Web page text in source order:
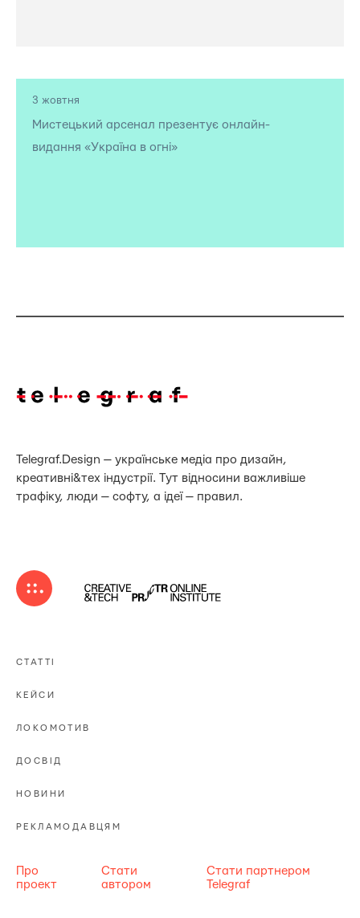
3 жовтня
Мистецький арсенал презентує онлайн-
видання «Україна в огні»
Telegraf.Design — українське медіа про дизайн,
креативні&тех індустрії. Тут відносини важливіше
трафіку, люди — софту, а ідеї — правил.
СТАТТІ
КЕЙСИ
ЛОКОМОТИВ
ДОСВІД
НОВИНИ
РЕКЛАМОДАВЦЯМ
Про
проект
Стати
автором
Стати партнером
Telegraf